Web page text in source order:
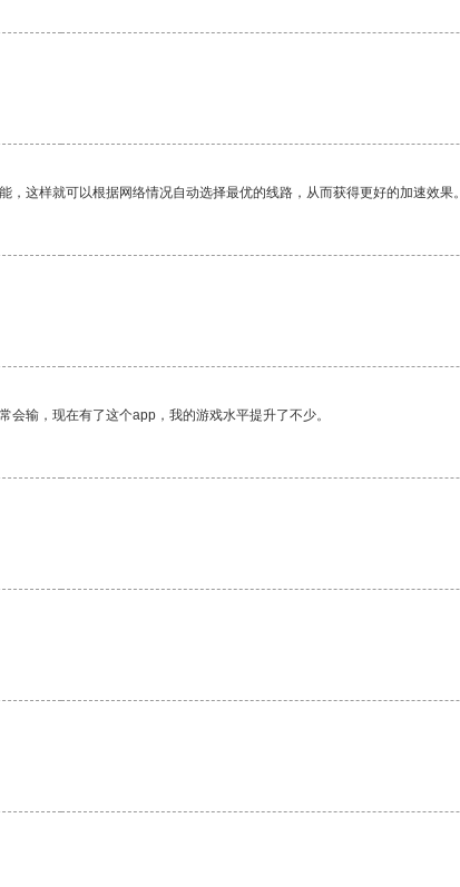
这样就可以根据网络情况自动选择最优的线路，从而获得更好的加速效果。
输，现在有了这个app，我的游戏水平提升了不少。